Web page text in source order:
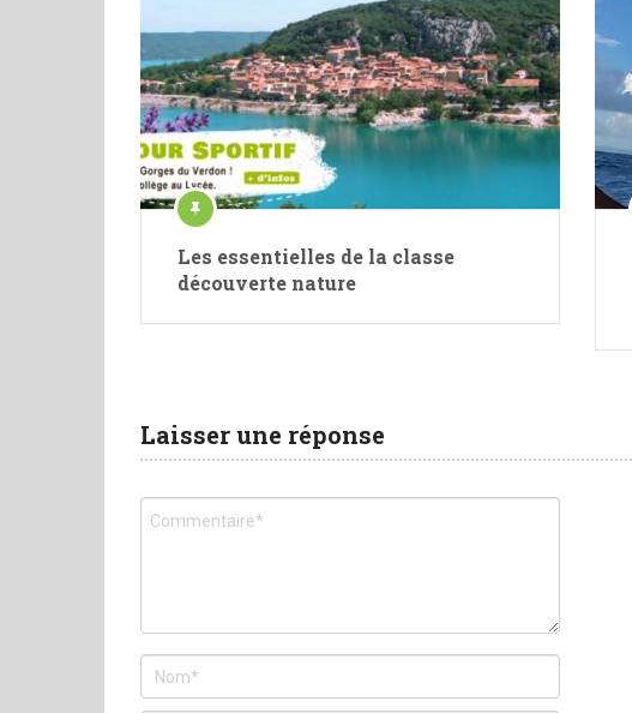
Les essentielles de la classe
découverte nature
Laisser une réponse